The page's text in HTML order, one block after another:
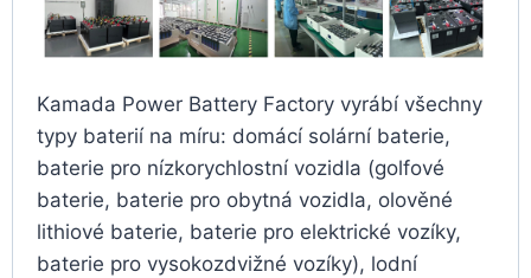
Kamada Power Battery Factory vyrábí všechny
typy baterií na míru: domácí solární baterie,
baterie pro nízkorychlostní vozidla (golfové
baterie, baterie pro obytná vozidla, olověné
lithiové baterie, baterie pro elektrické vozíky,
baterie pro vysokozdvižné vozíky), lodní